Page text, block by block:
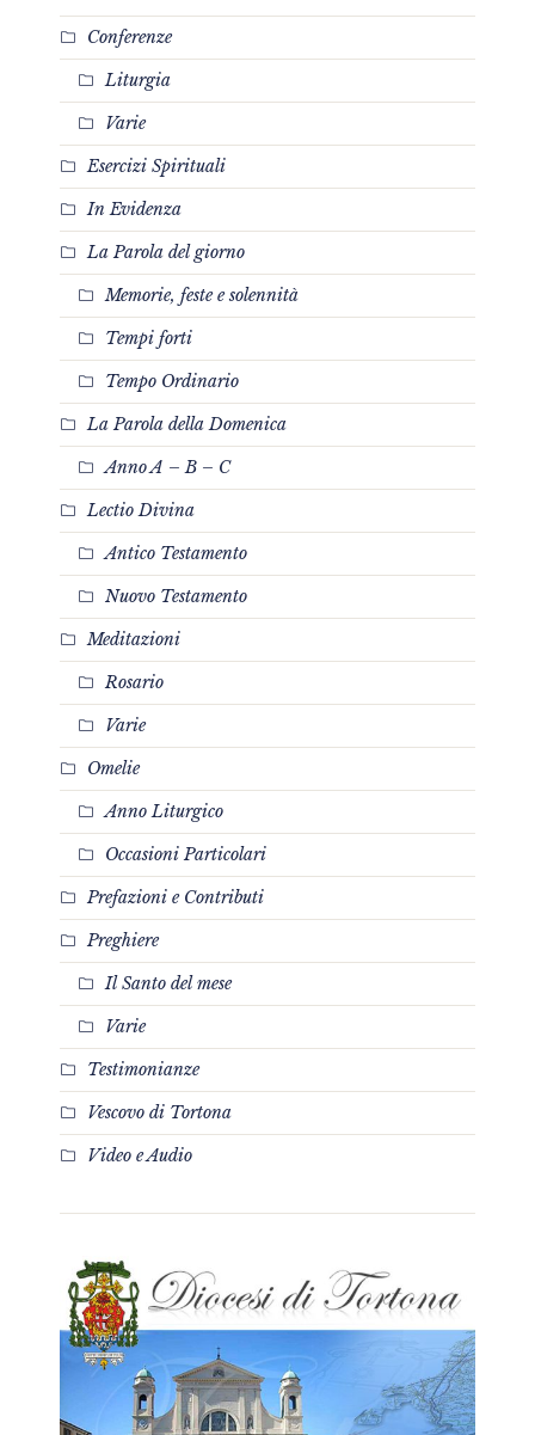
Conferenze
Liturgia
Varie
Esercizi Spirituali
In Evidenza
La Parola del giorno
Memorie, feste e solennità
Tempi forti
Tempo Ordinario
La Parola della Domenica
Anno A – B – C
Lectio Divina
Antico Testamento
Nuovo Testamento
Meditazioni
Rosario
Varie
Omelie
Anno Liturgico
Occasioni Particolari
Prefazioni e Contributi
Preghiere
Il Santo del mese
Varie
Testimonianze
Vescovo di Tortona
Video e Audio